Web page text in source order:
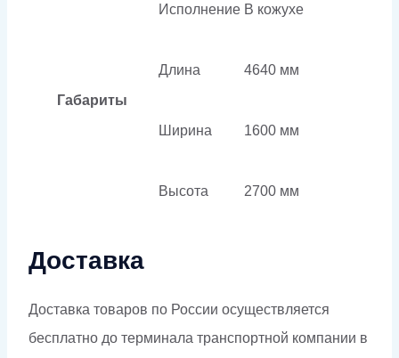
Габариты
Исполнение В кожухе
Длина 4640 мм
Ширина 1600 мм
Высота 2700 мм
Доставка
Доставка товаров по России осуществляется
бесплатно до терминала транспортной компании в